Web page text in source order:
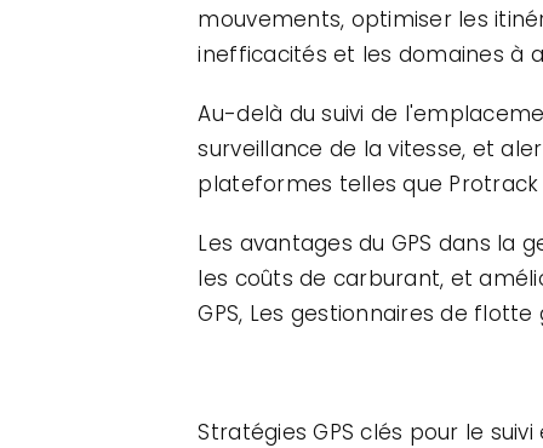
mouvements, optimiser les
inefficacités et les domaines à
Au-delà du suivi de
surveillance de la vitesse, et
plateformes telles que Protrack
Les avantages du GPS dans la
les coûts de carburant, et
GPS, Les gestionnaires de
Stratégies GPS clés pour le